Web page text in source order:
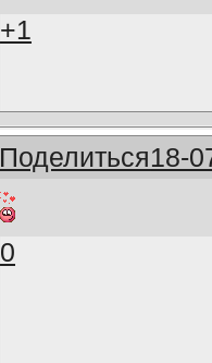
+1
Поделиться18-
0